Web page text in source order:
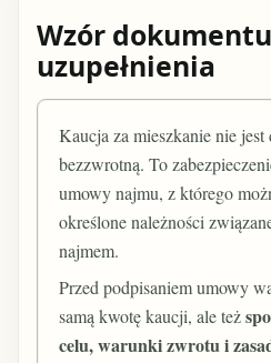
Wzór
uzupełnienia
Kaucja za mieszkanie nie jest
bezzwrotną. To
umowy najmu, z którego
określone należności
najmem.
Przed podpisaniem umowy
samą kwotę kaucji, ale też
celu, warunki zwrotu i